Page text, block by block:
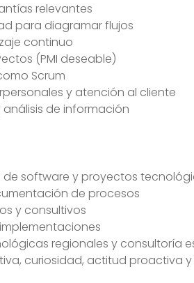
relevantes
para diagramar flujos
continuo
(PMI deseable)
Scrum
y atención al cliente
de información
de software y proyectos
de procesos
y consultivos
regionales y consultoría
curiosidad, actitud proactiva